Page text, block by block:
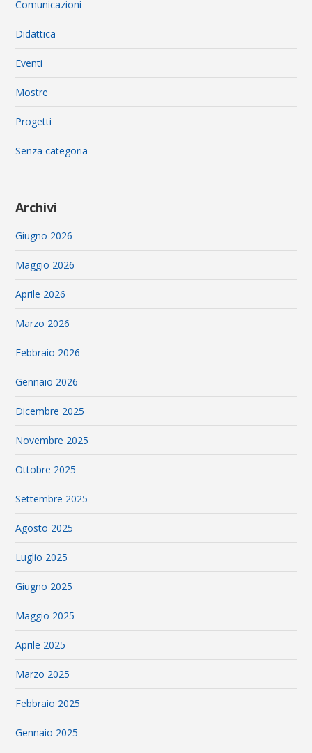
Comunicazioni
Didattica
Eventi
Mostre
Progetti
Senza categoria
Archivi
Giugno 2026
Maggio 2026
Aprile 2026
Marzo 2026
Febbraio 2026
Gennaio 2026
Dicembre 2025
Novembre 2025
Ottobre 2025
Settembre 2025
Agosto 2025
Luglio 2025
Giugno 2025
Maggio 2025
Aprile 2025
Marzo 2025
Febbraio 2025
Gennaio 2025